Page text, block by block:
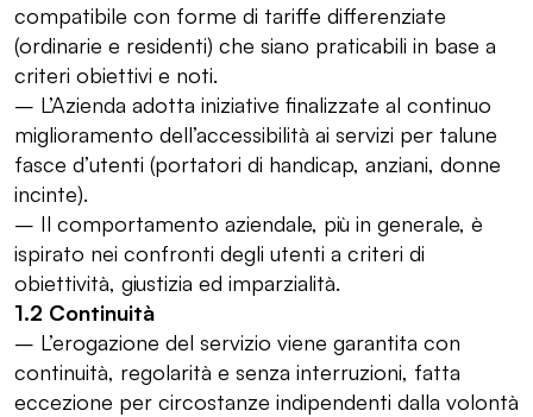
compatibile con forme di tariffe differenziate
(ordinarie e residenti) che siano praticabili in base a
criteri obiettivi e noti.
– L’Azienda adotta iniziative finalizzate al continuo
miglioramento dell’accessibilità ai servizi per talune
fasce d’utenti (portatori di handicap, anziani, donne
incinte).
– Il comportamento aziendale, più in generale, è
ispirato nei confronti degli utenti a criteri di
obiettività, giustizia ed imparzialità.
1.2 Continuità
– L’erogazione del servizio viene garantita con
continuità, regolarità e senza interruzioni, fatta
eccezione per circostanze indipendenti dalla volontà